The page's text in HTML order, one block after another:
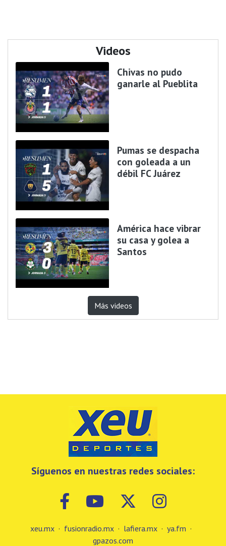
Videos
Chivas no pudo
ganarle al Pueblita
Pumas se despacha
con goleada a un
débil FC Juárez
América hace vibrar
su casa y golea a
Santos
Más videos
Síguenos en nuestras redes sociales:
xeu.mx · fusionradio.mx · lafiera.mx · ya.fm ·
gpazos.com